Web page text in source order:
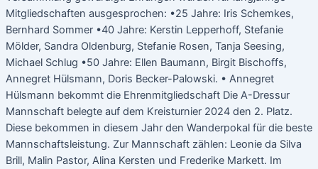
Mitgliedschaften ausgesprochen: •25 Jahre: Iris Schemkes,
Bernhard Sommer •40 Jahre: Kerstin Lepperhoff, Stefanie
Mölder, Sandra Oldenburg, Stefanie Rosen, Tanja Seesing,
Michael Schlug •50 Jahre: Ellen Baumann, Birgit Bischoffs,
Annegret Hülsmann, Doris Becker-Palowski. • Annegret
Hülsmann bekommt die Ehrenmitgliedschaft Die A-Dressur
Mannschaft belegte auf dem Kreisturnier 2024 den 2. Platz.
Diese bekommen in diesem Jahr den Wanderpokal für die beste
Mannschaftsleistung. Zur Mannschaft zählen: Leonie da Silva
Brill, Malin Pastor, Alina Kersten und Frederike Markett. Im